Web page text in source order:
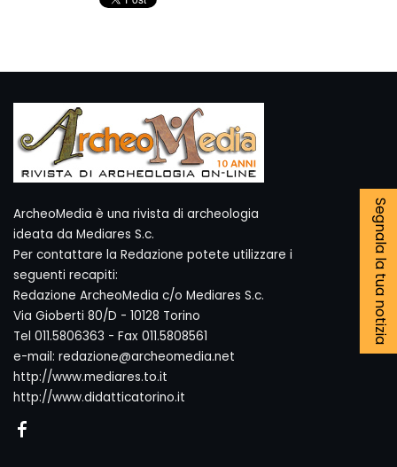
Segnala la tua notizia
ArcheoMedia è una rivista di archeologia
ideata da Mediares S.c.
Per contattare la Redazione potete utilizzare i
seguenti recapiti:
Redazione ArcheoMedia c/o Mediares S.c.
Via Gioberti 80/D - 10128 Torino
Tel 011.5806363 - Fax 011.5808561
e-mail: redazione@archeomedia.net
http://www.mediares.to.it
http://www.didatticatorino.it